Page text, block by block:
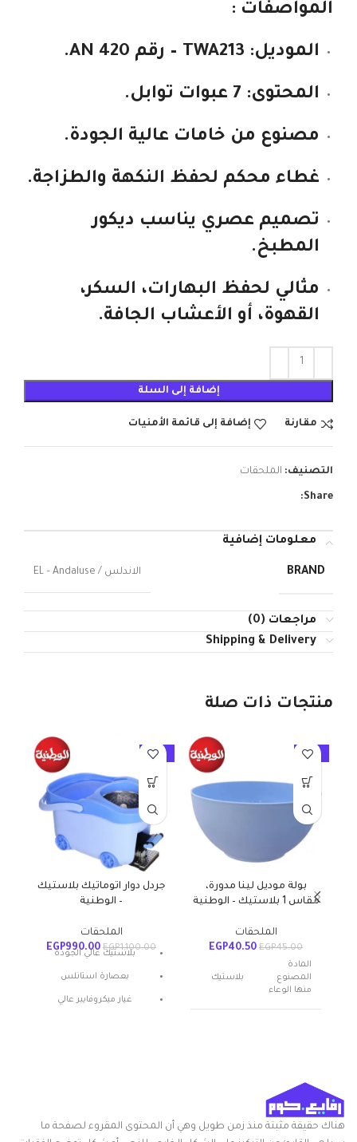
المواصفات :
الموديل:
المحتوى:
مصنوع من خامات عالية الجودة.
غطاء محكم لحفظ النكهة والطزاجة.
تصميم عصري يناسب ديكور
المطبخ.
مثالي لحفظ البهارات، السكر،
القهوة، أو الأعشاب الجافة.
إضافة إلى السلة
مقارنة إضافة إلى قائمة الأمنيات
التصنيف: الملحقات
Share:
معلومات إضافية
BRAND الاندلس / EL – Andaluse
مراجعات (0)
Shipping & Delivery
منتجات ذات صلة
-10%
بولة موديل لينا مدورة،
مقاس 1 بلاستيك – الوطنية
الملحقات
EGP45.00
EGP40.50
المادة
المصنوع
منها الوعاء
بلاستيك
اللون
الالوان
-10%
جردل دوار اتوماتيك بلاستيك
– الوطنية
الملحقات
EGP1,100.00
EGP990.00
بلاستيك عالي الجودة
بعصارة استانلس
غيار ميكروفايبر عالي
هناك حقيقة مثبتة منذ زمن طويل وهي أن المحتوى المقروء لصفحة ما